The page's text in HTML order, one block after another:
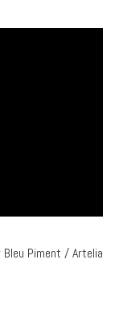
Piment / Artelia